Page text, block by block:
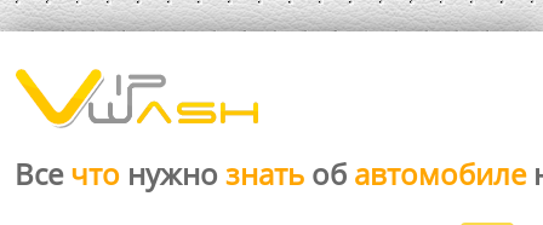
Все что нужно знать об автомобиле